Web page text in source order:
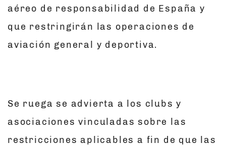
aéreo de responsabilidad de España y
que restringirán las operaciones de
aviación general y deportiva.
Se ruega se advierta a los clubs y
asociaciones vinculadas sobre las
restricciones aplicables a fin de que las